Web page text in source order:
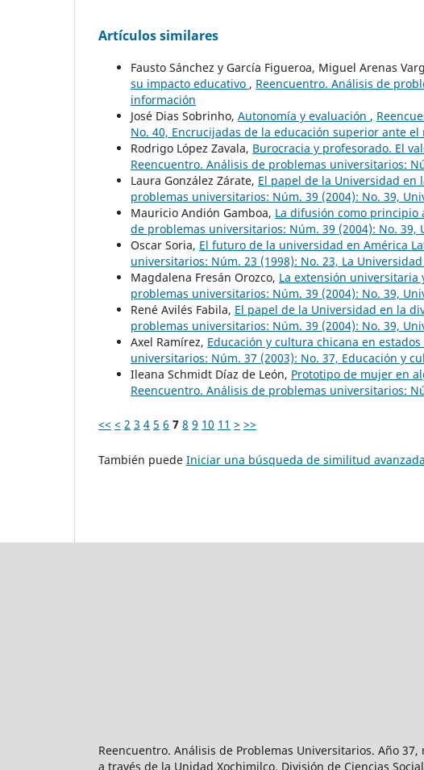
Artículos similares
Fausto Sánchez y García Figueroa, Miguel Arenas
su impacto educativo , Reencuentro. Análisis de
información
José Dias Sobrinho, Autonomía y evaluación ,
No. 40, Encrucijadas de la educación superior ante el
Rodrigo López Zavala, Burocracia y profesorado. El
Reencuentro. Análisis de problemas universitarios:
Laura González Zárate, El papel de la Universidad
problemas universitarios: Núm. 39 (2004): No. 39,
Mauricio Andión Gamboa, La difusión como
de problemas universitarios: Núm. 39 (2004): No.
Oscar Soria, El futuro de la universidad en América
universitarios: Núm. 23 (1998): No. 23, La
Magdalena Fresán Orozco, La extensión universitaria
problemas universitarios: Núm. 39 (2004): No. 39,
René Avilés Fabila, El papel de la Universidad en la
problemas universitarios: Núm. 39 (2004): No. 39,
Axel Ramírez, Educación y cultura chicana en
universitarios: Núm. 37 (2003): No. 37, Educación y
Ileana Schmidt Díaz de León, Prototipo de mujer en
Reencuentro. Análisis de problemas universitarios:
<< < 2 3 4 5 6 7 8 9 10 11 > >>
También puede Iniciar una búsqueda de similitud avanzada
Reencuentro. Análisis de Problemas Universitarios. Año
a través de la Unidad Xochimilco, División de Ciencias